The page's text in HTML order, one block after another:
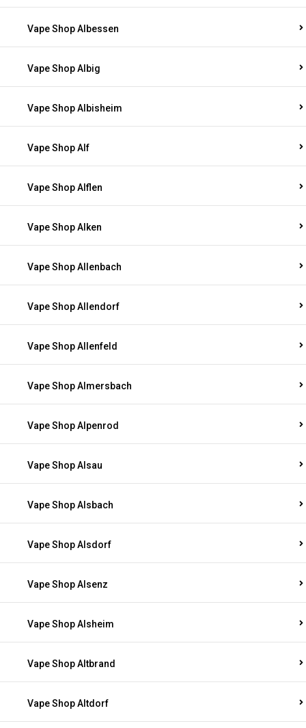
Vape Shop Albessen
Vape Shop Albig
Vape Shop Albisheim
Vape Shop Alf
Vape Shop Alflen
Vape Shop Alken
Vape Shop Allenbach
Vape Shop Allendorf
Vape Shop Allenfeld
Vape Shop Almersbach
Vape Shop Alpenrod
Vape Shop Alsau
Vape Shop Alsbach
Vape Shop Alsdorf
Vape Shop Alsenz
Vape Shop Alsheim
Vape Shop Altbrand
Vape Shop Altdorf